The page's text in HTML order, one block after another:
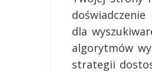
dla
algorytmów
strategii